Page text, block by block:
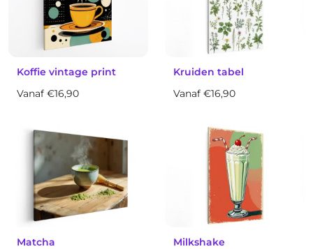
Koffie vintage print
Vanaf €16,90
Kruiden tabel
Vanaf €16,90
Matcha
Milkshake